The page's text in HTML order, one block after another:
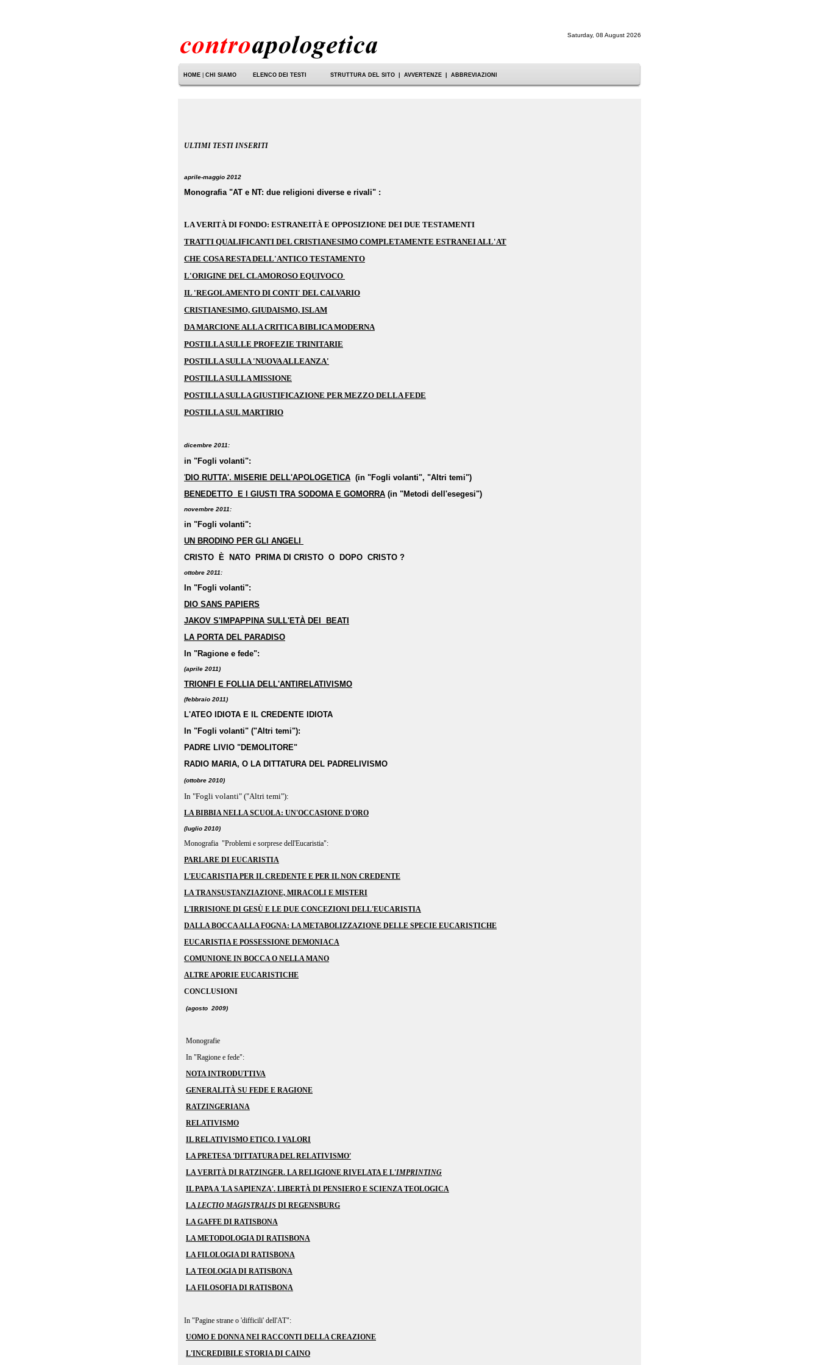
Saturday, 08 August 2026
HOME CHI SIAMO ELENCO DEI TESTI STRUTTURA DEL SITO AVVERTENZE ABBREVIAZIONI
ULTIMI TESTI INSERITI
aprile-maggio 2012
Monografia "AT e NT: due religioni diverse e rivali" :
LA VERITÀ DI FONDO: ESTRANEITÀ E OPPOSIZIONE DEI DUE TESTAMENTI
TRATTI QUALIFICANTI DEL CRISTIANESIMO COMPLETAMENTE ESTRANEI ALL'AT
CHE COSA RESTA DELL'ANTICO TESTAMENTO
L'ORIGINE DEL CLAMOROSO EQUIVOCO
IL 'REGOLAMENTO DI CONTI' DEL CALVARIO
CRISTIANESIMO, GIUDAISMO, ISLAM
DA MARCIONE ALLA CRITICA BIBLICA MODERNA
POSTILLA SULLE PROFEZIE TRINITARIE
POSTILLA SULLA 'NUOVA ALLEANZA'
POSTILLA SULLA MISSIONE
POSTILLA SULLA GIUSTIFICAZIONE PER MEZZO DELLA FEDE
POSTILLA SUL MARTIRIO
dicembre 2011:
in "Fogli volanti":
'DIO RUTTA'. MISERIE DELL'APOLOGETICA (in "Fogli volanti", "Altri temi")
BENEDETTO E I GIUSTI TRA SODOMA E GOMORRA (in "Metodi dell'esegesi")
novembre 2011:
in "Fogli volanti":
UN BRODINO PER GLI ANGELI
CRISTO È NATO PRIMA DI CRISTO O DOPO CRISTO ?
ottobre 2011:
In "Fogli volanti":
DIO SANS PAPIERS
JAKOV S'IMPAPPINA SULL'ETÀ DEI BEATI
LA PORTA DEL PARADISO
In "Ragione e fede":
(aprile 2011)
TRIONFI E FOLLIA DELL'ANTIRELATIVISMO
(febbraio 2011)
L'ATEO IDIOTA E IL CREDENTE IDIOTA
In "Fogli volanti" ("Altri temi"):
PADRE LIVIO "DEMOLITORE"
RADIO MARIA, O LA DITTATURA DEL PADRELIVISMO
(ottobre 2010)
In "Fogli volanti" ("Altri temi"):
LA BIBBIA NELLA SCUOLA: UN'OCCASIONE D'ORO
(luglio 2010)
Monografia "Problemi e sorprese dell'Eucaristia":
PARLARE DI EUCARISTIA
L'EUCARISTIA PER IL CREDENTE E PER IL NON CREDENTE
LA TRANSUSTANZIAZIONE, MIRACOLI E MISTERI
L'IRRISIONE DI GESÙ E LE DUE CONCEZIONI DELL'EUCARISTIA
DALLA BOCCA ALLA FOGNA: LA METABOLIZZAZIONE DELLE SPECIE EUCARISTICHE
EUCARISTIA E POSSESSIONE DEMONIACA
COMUNIONE IN BOCCA O NELLA MANO
ALTRE APORIE EUCARISTICHE
CONCLUSIONI
(agosto 2009)
Monografie
In "Ragione e fede":
NOTA INTRODUTTIVA
GENERALITÀ SU FEDE E RAGIONE
RATZINGERIANA
RELATIVISMO
IL RELATIVISMO ETICO. I VALORI
LA PRETESA 'DITTATURA DEL RELATIVISMO'
LA VERITÀ DI RATZINGER. LA RELIGIONE RIVELATA E L'IMPRINTING
IL PAPA A 'LA SAPIENZA'. LIBERTÀ DI PENSIERO E SCIENZA TEOLOGICA
LALECTIO MAGISTRALIS DI REGENSBURG
LA GAFFE DI RATISBONA
LA METODOLOGIA DI RATISBONA
LA FILOLOGIA DI RATISBONA
LA TEOLOGIA DI RATISBONA
LA FILOSOFIA DI RATISBONA
In "Pagine strane o 'difficili' dell'AT":
UOMO E DONNA NEI RACCONTI DELLA CREAZIONE
L'INCREDIBILE STORIA DI CAINO